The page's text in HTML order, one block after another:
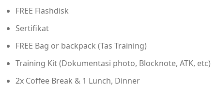
FREE Flashdisk
Sertifikat
FREE Bag or backpack (Tas Training)
Training Kit (Dokumentasi photo, Blocknote, ATK, etc)
2x Coffee Break & 1 Lunch, Dinner